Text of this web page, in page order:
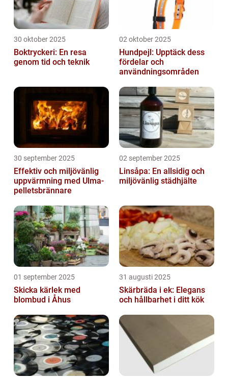
30 oktober 2025
Boktryckeri: En resa
genom tid och teknik
02 oktober 2025
Hundpejl: Upptäck dess
fördelar och
användningsområden
30 september 2025
Effektiv och miljövänlig
uppvärmning med Ulma-
pelletsbrännare
02 september 2025
Linsåpa: En allsidig och
miljövänlig städhjälte
01 september 2025
Skicka kärlek med
blombud i Åhus
31 augusti 2025
Skärbräda i ek: Elegans
och hållbarhet i ditt kök